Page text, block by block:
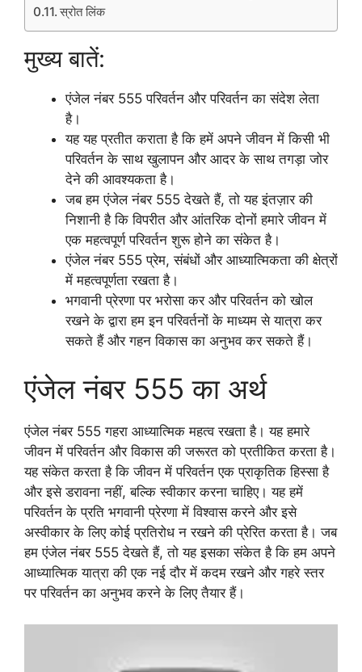
स्रोत लिंक
मुख्य बातें:
एंजेल नंबर 555 परिवर्तन और परिवर्तन का संदेश लेता
है।
यह यह प्रतीत कराता है कि हमें अपने जीवन में किसी भी
परिवर्तन के साथ खुलापन और आदर के साथ तगड़ा जोर
देने की आवश्यकता है।
जब हम एंजेल नंबर 555 देखते हैं, तो यह इंतज़ार की
निशानी है कि विपरीत और आंतरिक दोनों हमारे जीवन में
एक महत्वपूर्ण परिवर्तन शुरू होने का संकेत है।
एंजेल नंबर 555 प्रेम, संबंधों और आध्यात्मिकता की क्षेत्रों
में महत्वपूर्णता रखता है।
भगवानी प्रेरणा पर भरोसा कर और परिवर्तन को खोल
रखने के द्वारा हम इन परिवर्तनों के माध्यम से यात्रा कर
सकते हैं और गहन विकास का अनुभव कर सकते हैं।
एंजेल नंबर 555 का अर्थ
एंजेल नंबर 555 गहरा आध्यात्मिक महत्व रखता है। यह हमारे
जीवन में परिवर्तन और विकास की जरूरत को प्रतीकित करता है।
यह संकेत करता है कि जीवन में परिवर्तन एक प्राकृतिक हिस्सा है
और इसे डरावना नहीं, बल्कि स्वीकार करना चाहिए। यह हमें
परिवर्तन के प्रति भगवानी प्रेरणा में विश्वास करने और इसे
अस्वीकार के लिए कोई प्रतिरोध न रखने की प्रेरित करता है। जब
हम एंजेल नंबर 555 देखते हैं, तो यह इसका संकेत है कि हम अपने
आध्यात्मिक यात्रा की एक नई दौर में कदम रखने और गहरे स्तर
पर परिवर्तन का अनुभव करने के लिए तैयार हैं।